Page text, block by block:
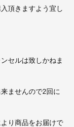
頂きますよう宜し
セルは致しかねま
ませんので2回に
り商品をお届けで